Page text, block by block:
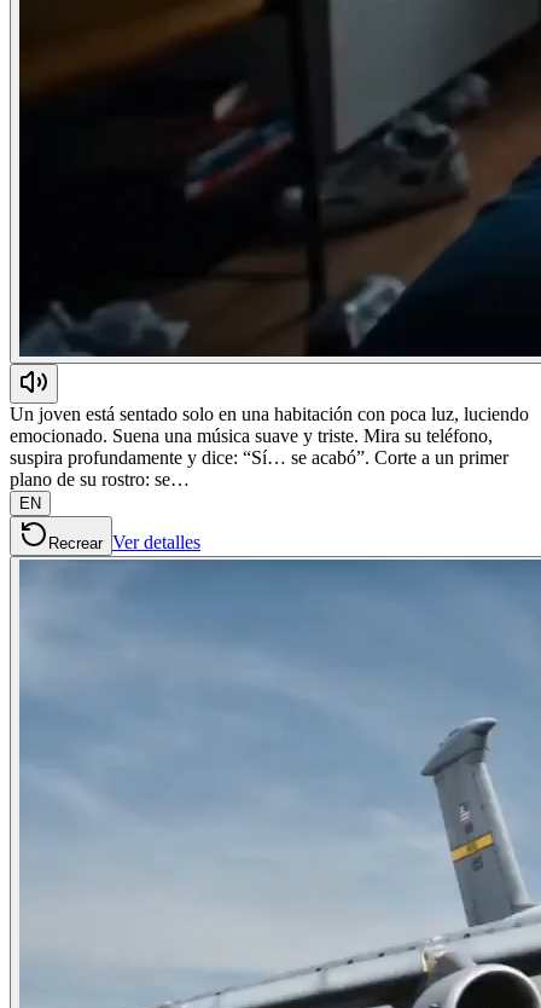
Un joven está sentado solo en una habitación con poca luz, luciendo
emocionado. Suena una música suave y triste. Mira su teléfono,
suspira profundamente y dice: “Sí… se acabó”. Corte a un primer
plano de su rostro: se…
EN
Recrear Ver detalles